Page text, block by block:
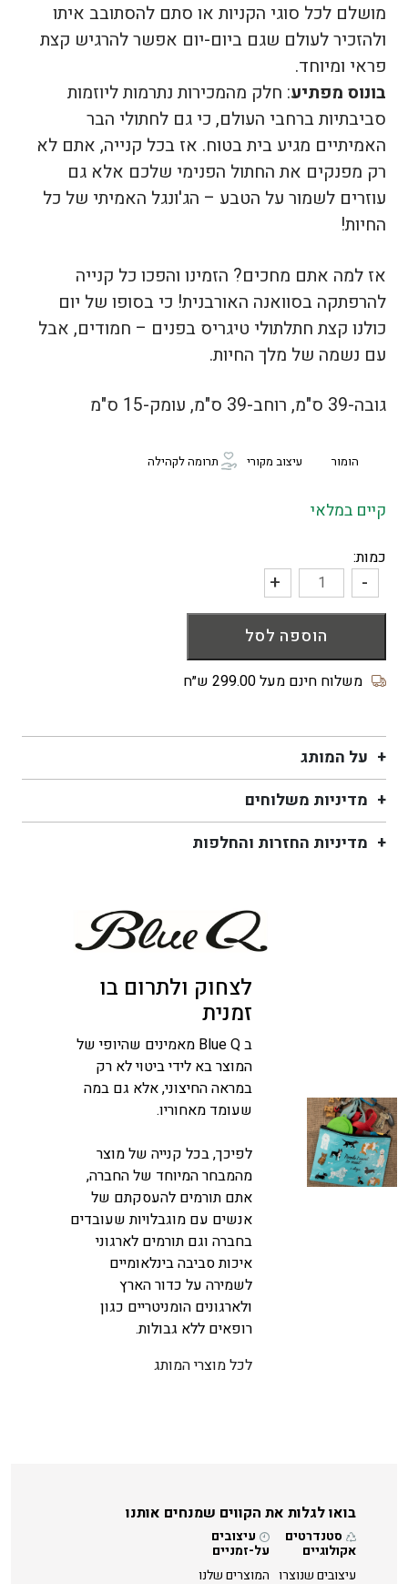
מושלם לכל סוגי הקניות או סתם להסתובב איתו
ולהזכיר לעולם שגם ביום-יום אפשר להרגיש קצת
פראי ומיוחד.
בונוס מפתיע: חלק מהמכירות נתרמות ליוזמות
סביבתיות ברחבי העולם, כי גם לחתולי הבר
האמיתיים מגיע בית בטוח. אז בכל קנייה, אתם לא
רק מפנקים את החתול הפנימי שלכם אלא גם
עוזרים לשמור על הטבע – הג'ונגל האמיתי של כל
החיות!
אז למה אתם מחכים? הזמינו והפכו כל קנייה
להרפתקה בסוואנה האורבנית! כי בסופו של יום
כולנו קצת חתלתולי טיגריס בפנים – חמודים, אבל
עם נשמה של מלך החיות.
גובה-39 ס"מ, רוחב-39 ס"מ, עומק-15 ס"מ
הומור עיצוב מקורי תרומה לקהילה
קיים במלאי
כמות:
כמות
של
קניות
Tiger
-
+
הוספה לסל
משלוח חינם מעל 299.00 ש״ח
על המותג
מדיניות משלוחים
מדיניות החזרות והחלפות
לצחוק ולתרום בו
זמנית
ב Blue Q מאמינים שהיופי של
המוצר בא לידי ביטוי לא רק
במראה החיצוני, אלא גם במה
שעומד מאחוריו.
לפיכך, בכל קנייה של מוצר
מהמבחר המיוחד של החברה,
אתם תורמים להעסקתם של
אנשים עם מוגבלויות שעובדים
בחברה וגם תורמים לארגוני
איכות סביבה בינלאומיים
לשמירה על כדור הארץ
ולארגונים הומניטריים כגון
רופאים ללא גבולות.
לכל מוצרי המותג
בואו לגלות את הקווים שמנחים אותנו
סטנדרטים
אקולוגיים
עיצובים שנוצרו
עיצובים
על-זמניים
המוצרים שלנו